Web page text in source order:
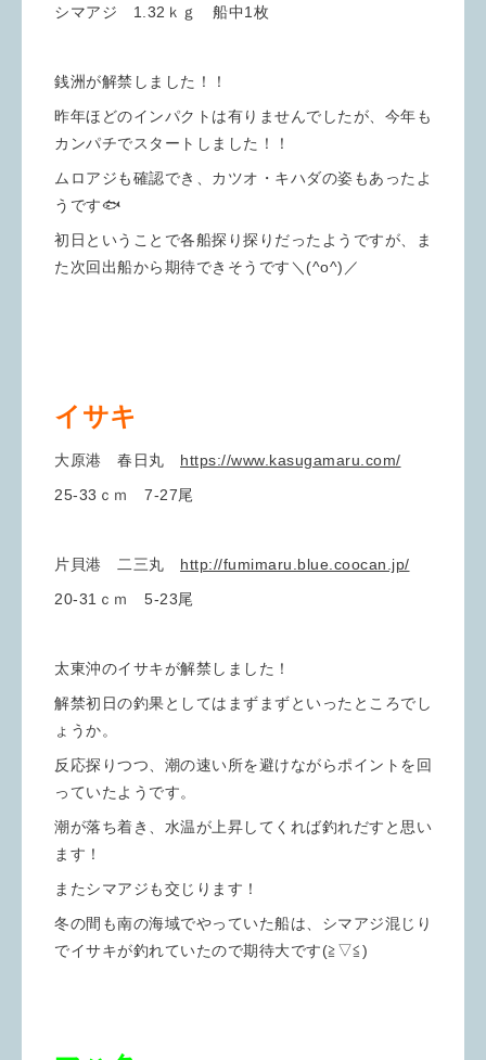
シマアジ 1.32ｋｇ 船中1枚
銭洲が解禁しました！！
昨年ほどのインパクトは有りませんでしたが、今年も
カンパチでスタートしました！！
ムロアジも確認でき、カツオ・キハダの姿もあったよ
うです🐟
初日ということで各船探り探りだったようですが、ま
た次回出船から期待できそうです＼(^o^)／
イサキ
大原港 春日丸 https://www.kasugamaru.com/
25-33ｃｍ 7-27尾
片貝港 二三丸 http://fumimaru.blue.coocan.jp/
20-31ｃｍ 5-23尾
太東沖のイサキが解禁しました！
解禁初日の釣果としてはまずまずといったところでし
ょうか。
反応探りつつ、潮の速い所を避けながらポイントを回
っていたようです。
潮が落ち着き、水温が上昇してくれば釣れだすと思い
ます！
またシマアジも交じります！
冬の間も南の海域でやっていた船は、シマアジ混じり
でイサキが釣れていたので期待大です(≧▽≦)